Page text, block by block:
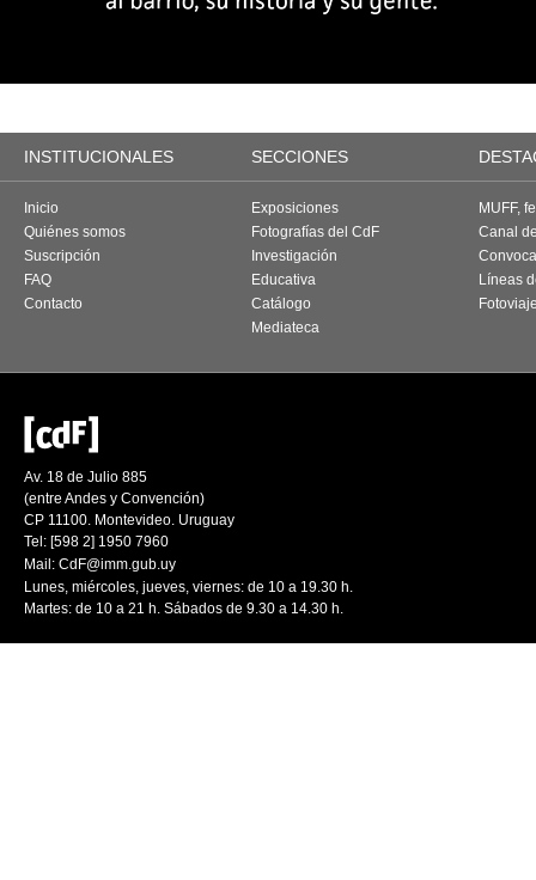
INSTITUCIONALES SECCIONES
Inicio
Quiénes somos
Suscripción
FAQ
Contacto
Exposiciones
Fotografías del CdF
Investigación
Educativa
Catálogo
Mediateca
MUFF,
Canal
Líneas
Av. 18 de Julio 885
(entre Andes y Convención)
CP 11100. Montevideo. Uruguay
Tel: [598 2] 1950 7960
Mail: CdF@imm.gub.uy
Lunes, miércoles, jueves, viernes: de 10 a 19.30 h.
Martes: de 10 a 21 h. Sábados de 9.30 a 14.30 h.